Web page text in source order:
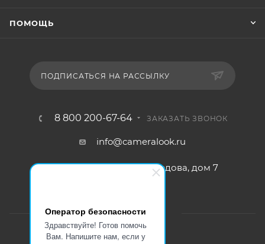
Оператор безопасности
Здравствуйте! Готов помочь
Вам. Напишите нам, если у
ПОМОЩЬ
ПОДПИСАТЬСЯ НА РАССЫЛКУ
8 800 200-67-64 ЗАКАЗАТЬ ЗВОНОК
info@cameralook.ru
г. Пушкино, ул Грибоедова, дом 7